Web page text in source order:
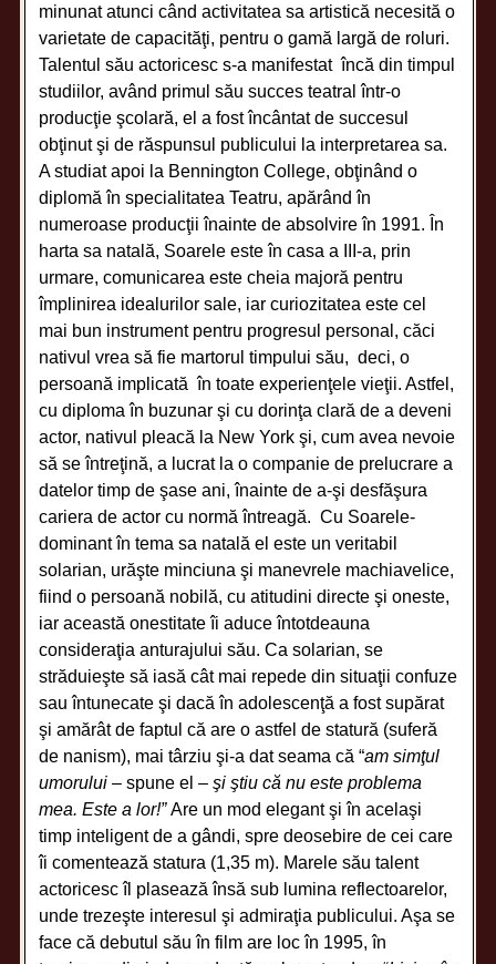
minunat atunci când activitatea sa artistică necesită o
varietate de capacităţi, pentru o gamă largă de roluri.
Talentul său actoricesc s-a manifestat încă din timpul
studiilor, având primul său succes teatral într-o
producţie şcolară, el a fost încântat de succesul
obţinut şi de răspunsul publicului la interpretarea sa.
A studiat apoi la Bennington College, obţinând o
diplomă în specialitatea Teatru, apărând în
numeroase producţii înainte de absolvire în 1991. În
harta sa natală, Soarele este în casa a III-a, prin
urmare, comunicarea este cheia majoră pentru
împlinirea idealurilor sale, iar curiozitatea este cel
mai bun instrument pentru progresul personal, căci
nativul vrea să fie martorul timpului său, deci, o
persoană implicată în toate experienţele vieţii. Astfel,
cu diploma în buzunar şi cu dorinţa clară de a deveni
actor, nativul pleacă la New York şi, cum avea nevoie
să se întreţină, a lucrat la o companie de prelucrare a
datelor timp de şase ani, înainte de a-şi desfăşura
cariera de actor cu normă întreagă. Cu Soarele-
dominant în tema sa natală el este un veritabil
solarian, urăşte minciuna şi manevrele machiavelice,
fiind o persoană nobilă, cu atitudini directe şi oneste,
iar această onestitate îi aduce întotdeauna
consideraţia anturajului său. Ca solarian, se
străduieşte să iasă cât mai repede din situaţii confuze
sau întunecate şi dacă în adolescenţă a fost supărat
şi amărât de faptul că are o astfel de statură (suferă
de nanism), mai târziu şi-a dat seama că “am simţul
umorului – spune el –şi ştiu că nu este problema
mea. Este a lor!”Are un mod elegant şi în acelaşi
timp inteligent de a gândi, spre deosebire de cei care
îi comentează statura (1,35 m). Marele său talent
actoricesc îl plasează însă sub lumina reflectoarelor,
unde trezeşte interesul şi admiraţia publicului. Aşa se
face că debutul său în film are loc în 1995, în